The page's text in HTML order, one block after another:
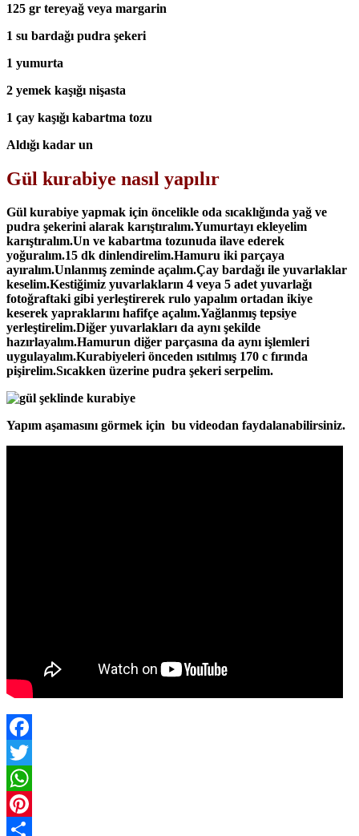
125 gr tereyağ veya margarin
1 su bardağı pudra şekeri
1 yumurta
2 yemek kaşığı nişasta
1 çay kaşığı kabartma tozu
Aldığı kadar un
Gül kurabiye nasıl yapılır
Gül kurabiye yapmak için öncelikle oda sıcaklığında yağ ve
pudra şekerini alarak karıştıralım.Yumurtayı ekleyelim
karıştıralım.Un ve kabartma tozunuda ilave ederek
yoğuralım.15 dk dinlendirelim.Hamuru iki parçaya
ayıralım.Unlanmış zeminde açalım.Çay bardağı ile yuvarlaklar
keselim.Kestiğimiz yuvarlakların 4 veya 5 adet yuvarlağı
fotoğraftaki gibi yerleştirerek rulo yapalım ortadan ikiye
keserek yapraklarını hafifçe açalım.Yağlanmış tepsiye
yerleştirelim.Diğer yuvarlakları da aynı şekilde
hazırlayalım.Hamurun diğer parçasına da aynı işlemleri
uygulayalım.Kurabiyeleri önceden ısıtılmış 170 c fırında
pişirelim.Sıcakken üzerine pudra şekeri serpelim.
Yapım aşamasını görmek için bu videodan faydalanabilirsiniz.
Facebook
Twitter
WhatsApp
Pinterest